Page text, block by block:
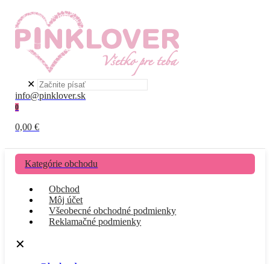
✕
info@pinklover.sk
0
0,00 €
Kategórie obchodu
Obchod
Môj účet
Všeobecné obchodné podmienky
Reklamačné podmienky
✕